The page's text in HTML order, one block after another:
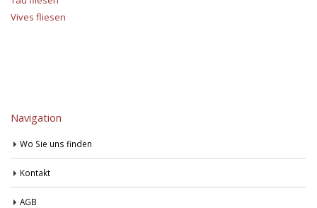
Vives fliesen
Navigation
Wo Sie uns finden
Kontakt
AGB